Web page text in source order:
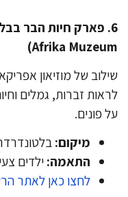
Afrika
של מוזיאון אפריקאי
זברות, גמלים וחיות
פונים.
מיקום:בלטונדרדר,
התאמה:ילדים
לחצו כאן לאתר